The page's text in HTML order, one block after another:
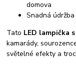
domova
Snadná
Tato LED lampička
kamarády,
světelné efekty a